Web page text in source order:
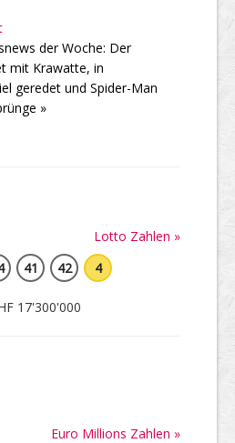
der Woche: Der
mit Krawatte, in
geredet und Spider-Man
»
Lotto Zahlen »
41 42 4
17'300'000
Euro Millions Zahlen »